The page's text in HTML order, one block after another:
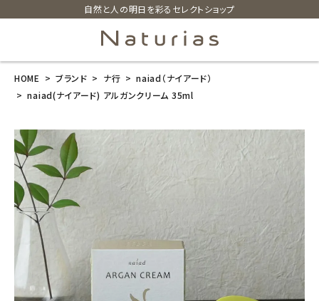
自然と人の明日を彩るセレクトショップ
search
naiad(ナイア
ード) アルガン
クリーム 35ml
(税込)
HOME ブランド ナ行
naiad（ナイアード）
naiad(ナイアード) アルガンクリーム 35ml